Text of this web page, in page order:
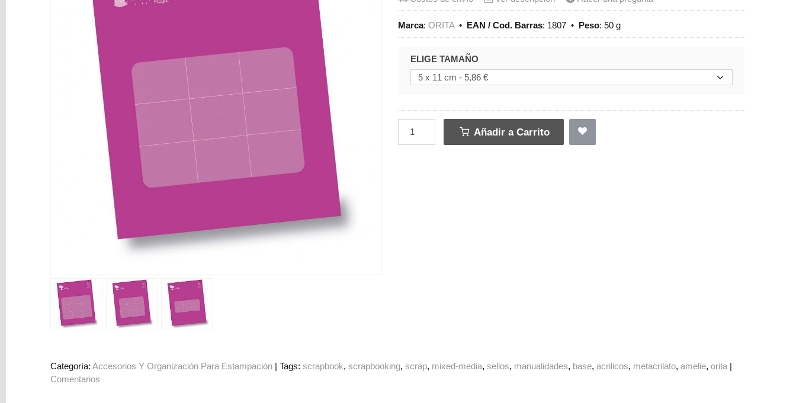
Regalo
Figuras
DECORACION
Marca:ORITA• EAN / Cod. Barras: 1807 • Peso:50 g
ELIGE TAMAÑO
Añadir a Carrito
Categoría:Accesorios Y Organización Para Estampación |Tags:scrapbook scrapbooking scrap mixed-media sellos manualidades base acrilicos metacrilato amelie orita |
Comentarios